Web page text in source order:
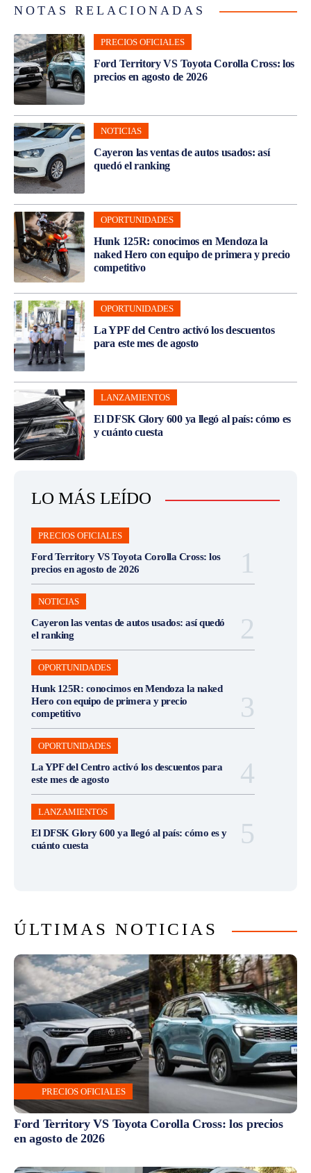
NOTAS RELACIONADAS
PRECIOS OFICIALES
Ford Territory VS Toyota Corolla Cross: los
precios en agosto de 2026
NOTICIAS
Cayeron las ventas de autos usados: así
quedó el ranking
OPORTUNIDADES
Hunk 125R: conocimos en Mendoza la
naked Hero con equipo de primera y precio
competitivo
OPORTUNIDADES
La YPF del Centro activó los descuentos
para este mes de agosto
LANZAMIENTOS
El DFSK Glory 600 ya llegó al país: cómo es
y cuánto cuesta
LO MÁS LEÍDO
PRECIOS OFICIALES
Ford Territory VS Toyota Corolla Cross: los
precios en agosto de 2026
NOTICIAS
Cayeron las ventas de autos usados: así quedó
el ranking
OPORTUNIDADES
Hunk 125R: conocimos en Mendoza la naked
Hero con equipo de primera y precio
competitivo
OPORTUNIDADES
La YPF del Centro activó los descuentos para
este mes de agosto
LANZAMIENTOS
El DFSK Glory 600 ya llegó al país: cómo es y
cuánto cuesta
ÚLTIMAS NOTICIAS
PRECIOS OFICIALES
Ford Territory VS Toyota Corolla Cross: los precios
en agosto de 2026